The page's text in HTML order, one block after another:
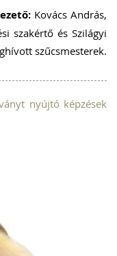
Kovács András,
szakértő és Szilágyi
szűcsmesterek.
nyújtó képzések